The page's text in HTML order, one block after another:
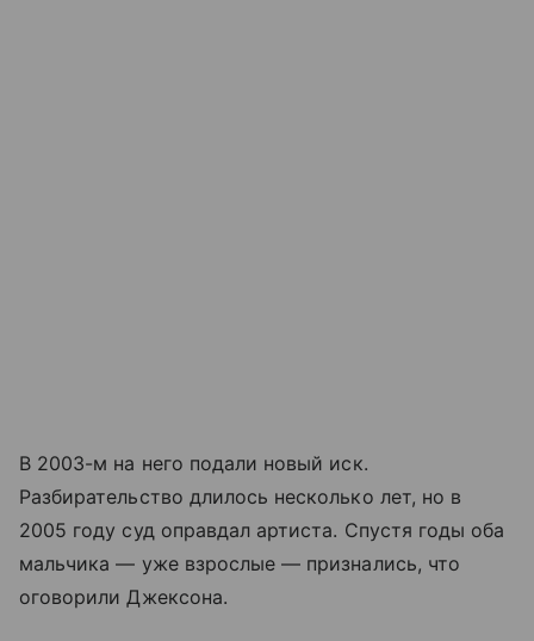
В 2003-м на него подали новый иск.
Разбирательство длилось несколько лет, но в
2005 году суд оправдал артиста. Спустя годы оба
мальчика — уже взрослые — признались, что
оговорили Джексона.